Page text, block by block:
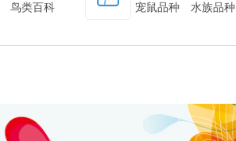
鸟类百科
宠鼠品种
水族品种